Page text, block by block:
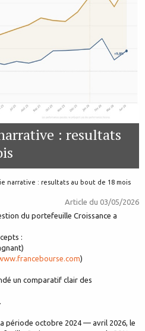
: resultats
narrative : resultats au bout de 18 mois
Article du 03/05/2026
du portefeuille Croissance a
:
)
un comparatif clair des
période octobre 2024 — avril 2026, le